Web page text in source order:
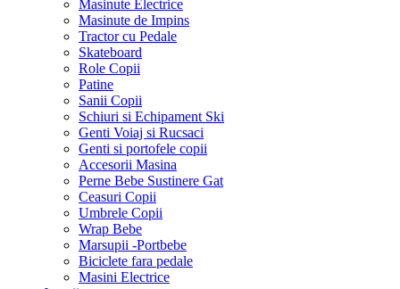
Masinute Electrice
Masinute de Impins
Tractor cu Pedale
Skateboard
Role Copii
Patine
Sanii Copii
Schiuri si Echipament Ski
Genti Voiaj si Rucsaci
Genti si portofele copii
Accesorii Masina
Perne Bebe Sustinere Gat
Ceasuri Copii
Umbrele Copii
Wrap Bebe
Marsupii -Portbebe
Biciclete fara pedale
Masini Electrice